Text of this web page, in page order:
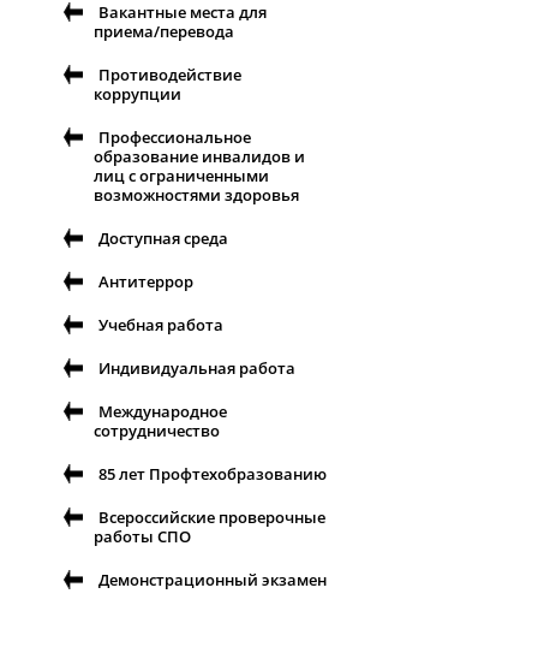
Вакантные места для
приема/перевода
Противодействие
коррупции
Профессиональное
образование инвалидов и
лиц с ограниченными
возможностями здоровья
Доступная среда
Антитеррор
Учебная работа
Индивидуальная работа
Международное
сотрудничество
85 лет Профтехобразованию
Всероссийские проверочные
работы СПО
Демонстрационный экзамен